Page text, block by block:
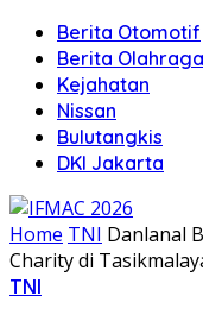
Berita Otomotif
Berita Olahraga
Kejahatan
Nissan
Bulutangkis
DKI Jakarta
Home TNI Danlanal
Charity di
TNI